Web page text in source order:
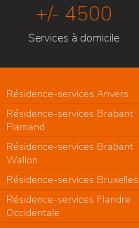
+/- 4500
Services à domicile
Résidence-services Anvers
Résidence-services Brabant
Flamand
Résidence-services Brabant
Wallon
Résidence-services Bruxelles
Résidence-services Flandre
Occidentale